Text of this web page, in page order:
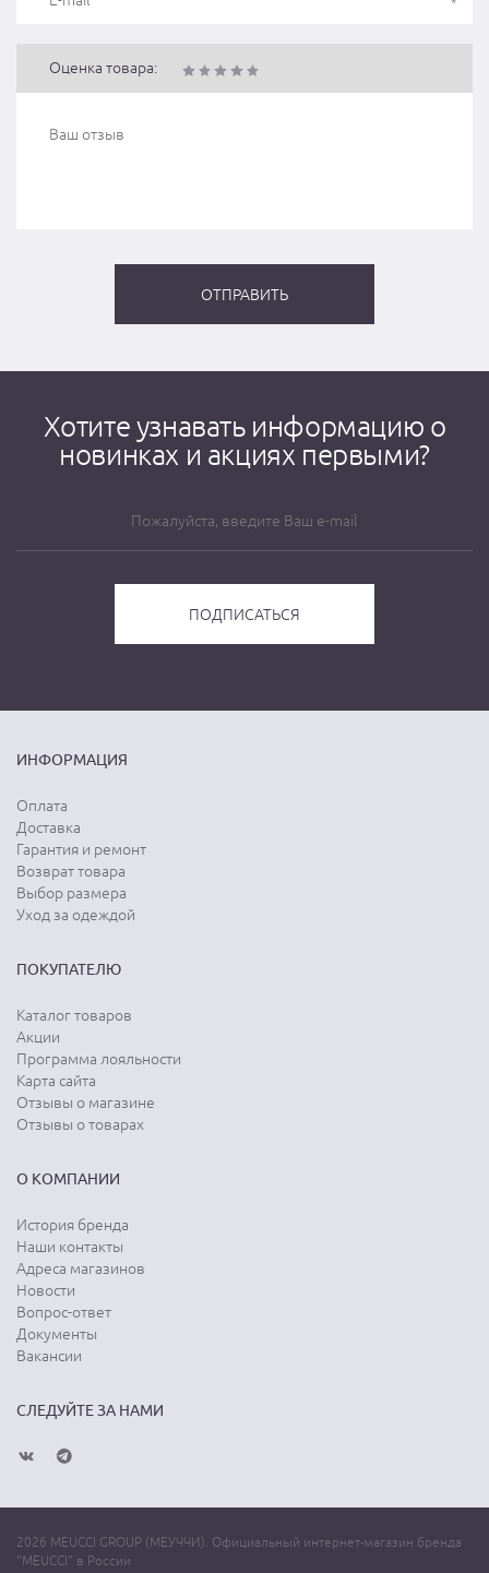
Оценка товара:
Хотите узнавать информацию о
новинках и акциях первыми?
ИНФОРМАЦИЯ
Оплата
Доставка
Гарантия и ремонт
Возврат товара
Выбор размера
Уход за одеждой
ПОКУПАТЕЛЮ
Каталог товаров
Акции
Программа лояльности
Карта сайта
Отзывы о магазине
Отзывы о товарах
О КОМПАНИИ
История бренда
Наши контакты
Адреса магазинов
Новости
Вопрос-ответ
Документы
Вакансии
СЛЕДУЙТЕ ЗА НАМИ
2026 MEUCCI GROUP (МЕУЧЧИ). Официальный интернет-магазин бренда
"MEUCCI" в России